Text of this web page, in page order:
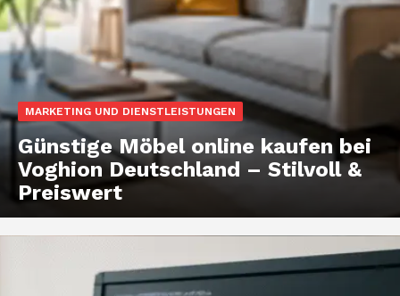
MARKETING UND DIENSTLEISTUNGEN
Günstige Möbel online kaufen bei
Voghion Deutschland – Stilvoll &
Preiswert